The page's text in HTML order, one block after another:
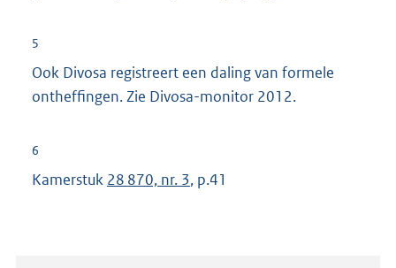
5
Ook Divosa registreert een daling van formele
ontheffingen. Zie Divosa-monitor 2012.
6
Kamerstuk 28 870, nr. 3, p.41